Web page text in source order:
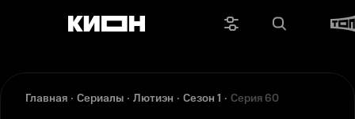
Главная Сериалы Лютиэн Сезон 1 Серия 60